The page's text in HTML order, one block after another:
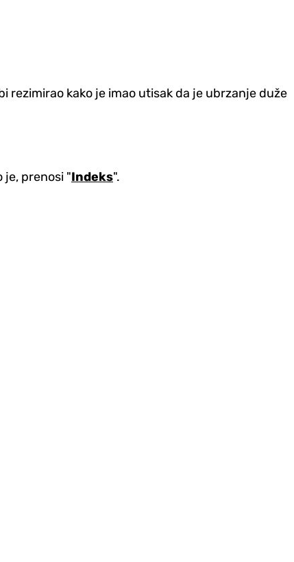
rezimirao kako je imao utisak da je ubrzanje duže
je, prenosi "Indeks".